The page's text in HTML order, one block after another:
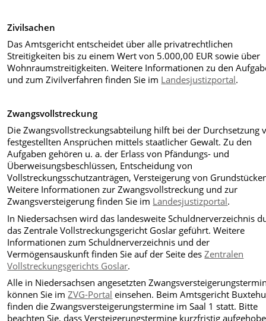
Zivilsachen
Das Amtsgericht entscheidet über alle privatrechtlichen
Streitigkeiten bis zu einem Wert von 5.000,00 EUR sowie über
Wohnraumstreitigkeiten. Weitere Informationen zu den
und zum Zivilverfahren finden Sie im Landesjustizportal.
Zwangsvollstreckung
Die Zwangsvollstreckungsabteilung hilft bei der Durchsetzung
festgestellten Ansprüchen mittels staatlicher Gewalt. Zu den
Aufgaben gehören u. a. der Erlass von Pfändungs- und
Überweisungsbeschlüssen, Entscheidung von
Vollstreckungsschutzanträgen, Versteigerung von
Weitere Informationen zur Zwangsvollstreckung und zur
Zwangsversteigerung finden Sie im Landesjustizportal.
In Niedersachsen wird das landesweite Schuldnerverzeichnis
das Zentrale Vollstreckungsgericht Goslar geführt. Weitere
Informationen zum Schuldnerverzeichnis und der
Vermögensauskunft finden Sie auf der Seite desZentralen
Vollstreckungsgerichts Goslar.
Alle in Niedersachsen angesetzten
können Sie imZVG-Portal einsehen. Beim Amtsgericht
finden die Zwangsversteigerungstermine im Saal 1 statt. Bitte
beachten Sie, dass Versteigerungstermine kurzfristig